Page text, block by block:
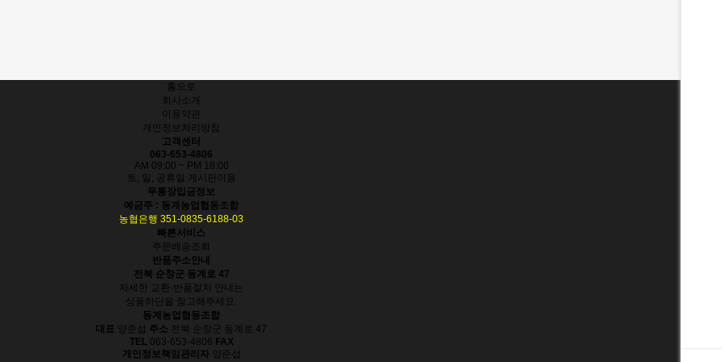
홈으로
회사소개
이용약관
개인정보처리방침
고객센터
063-653-4806
AM 09:00 ~ PM 18:00
토, 일, 공휴일 게시판이용
무통장입금정보
예금주 : 동계농업협동조합
농협은행 351-0835-6188-03
빠른서비스
주문배송조회
반품주소안내
전북 순창군 동계로 47
자세한 교환·반품절차 안내는
상품하단을 참고해주세요.
동계농업협동조합
대표 양준섭 주소 전북 순창군 동계로 47
TEL063-653-4806 FAX
개인정보책임관리자양준섭